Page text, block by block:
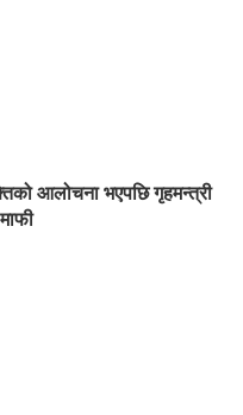
आलोचना भएपछि गृहमन्त्री